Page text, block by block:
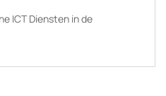
ICT Diensten in de